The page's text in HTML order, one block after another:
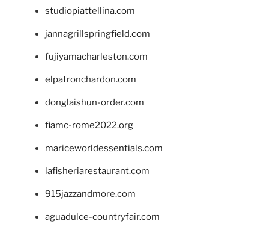
studiopiattellina.com
jannagrillspringfield.com
fujiyamacharleston.com
elpatronchardon.com
donglaishun-order.com
fiamc-rome2022.org
mariceworldessentials.com
lafisheriarestaurant.com
915jazzandmore.com
aguadulce-countryfair.com